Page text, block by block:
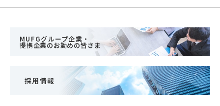
MUFGグループ企業・
提携企業のお勤めの皆さま
採用情報